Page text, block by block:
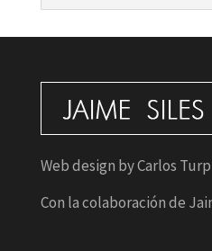
Web design by Carlos
Con la colaboración de